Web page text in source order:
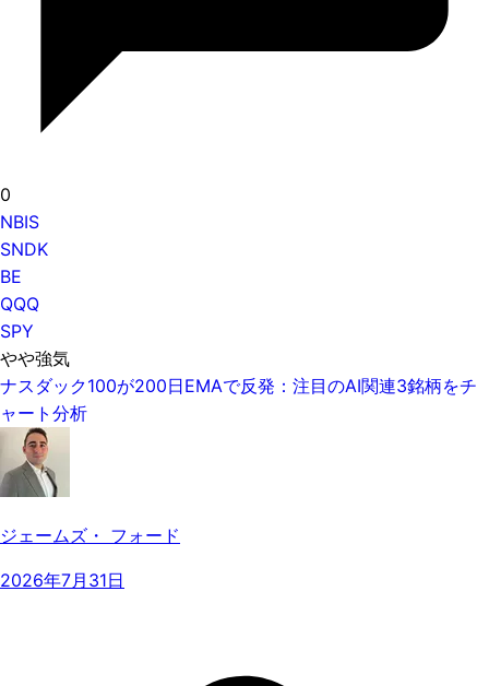
0
NBIS
SNDK
BE
QQQ
SPY
やや強気
ナスダック100が200日EMAで反発：注目のAI関連3銘柄をチ
ャート分析
ジェームズ・ フォード
2026年7月31日